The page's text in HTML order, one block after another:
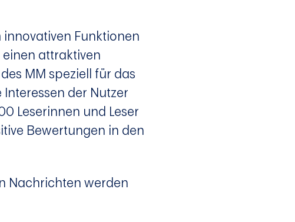
Funktionen
attraktiven
MM speziell für das
der Nutzer
Leserinnen und Leser
Bewertungen in den
Nachrichten werden